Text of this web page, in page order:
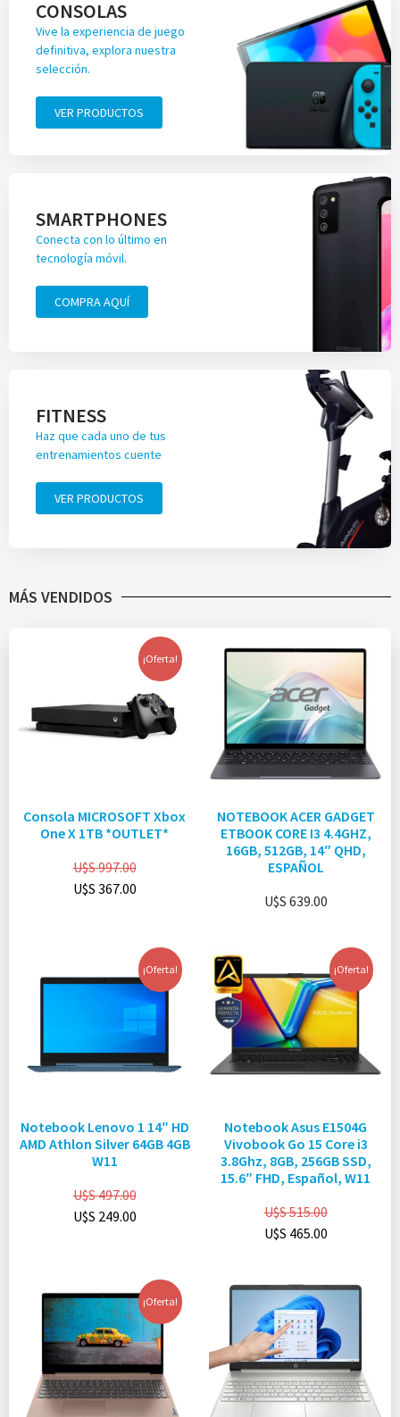
CONSOLAS
Vive la experiencia de juego
definitiva, explora nuestra
selección.
VER PRODUCTOS
SMARTPHONES
Conecta con lo último en
tecnología móvil.
COMPRA AQUÍ
FITNESS
Haz que cada uno de tus
entrenamientos cuente
VER PRODUCTOS
MÁS VENDIDOS
¡Oferta!
Consola MICROSOFT Xbox
One X 1TB *OUTLET*
U$S997.00
U$S 367.00
NOTEBOOK ACER GADGET
ETBOOK CORE I3 4.4GHZ,
16GB, 512GB, 14″ QHD,
ESPAÑOL
U$S 639.00
¡Oferta!
Notebook Lenovo 1 14″ HD
AMD Athlon Silver 64GB 4GB
W11
U$S497.00
U$S 249.00
¡Oferta!
Notebook Asus E1504G
Vivobook Go 15 Core i3
3.8Ghz, 8GB, 256GB SSD,
15.6″ FHD, Español, W11
U$S515.00
U$S 465.00
¡Oferta!